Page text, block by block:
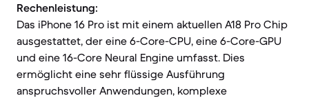
Rechenleistung:
Das iPhone 16 Pro ist mit einem aktuellen A18 Pro Chip
ausgestattet, der eine 6-Core-CPU, eine 6-Core-GPU
und eine 16-Core Neural Engine umfasst. Dies
ermöglicht eine sehr flüssige Ausführung
anspruchsvoller Anwendungen, komplexe